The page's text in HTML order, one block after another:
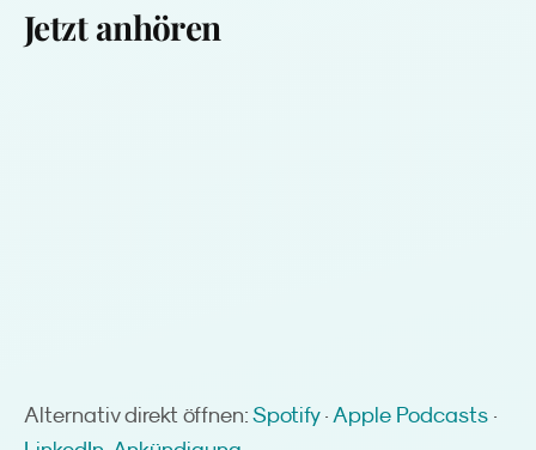
Jetzt anhören
Alternativ direkt öffnen: Spotify· Apple Podcasts ·